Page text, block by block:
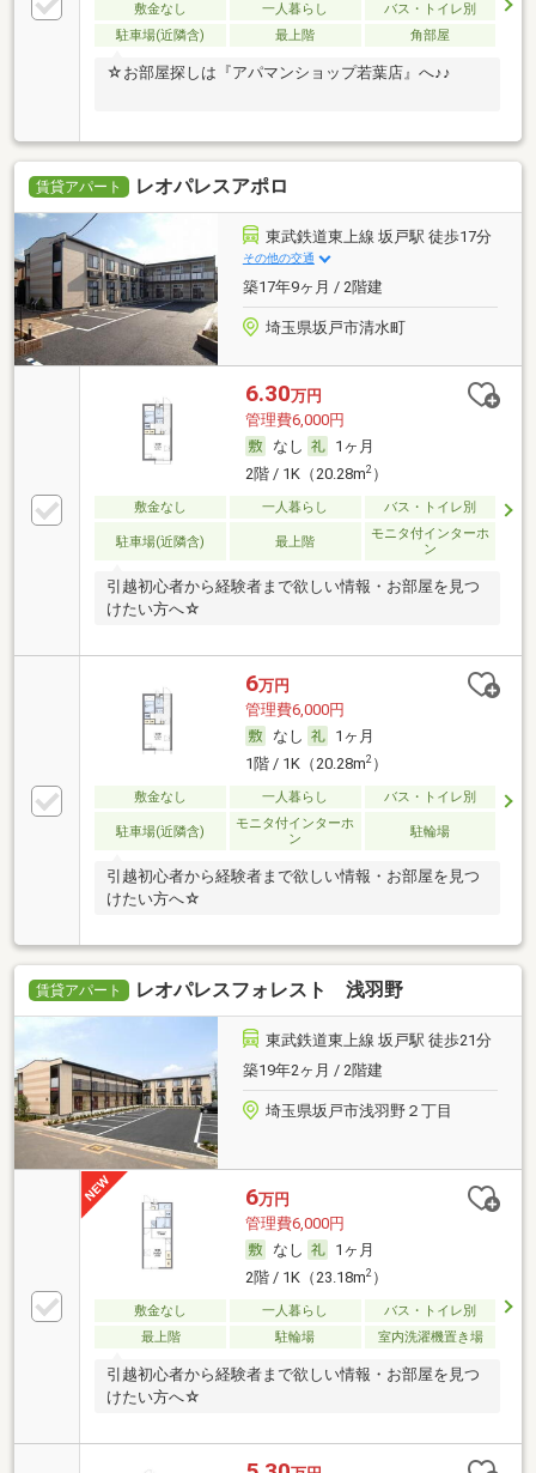
敷金なし 一人暮らし
バス・トイレ別
駐車場(近隣含)
最上階 角部屋
☆お部屋探しは『アパマンショップ若葉店』へ♪♪
賃貸アパート レオパレスアポロ
東武鉄道東上線 坂戸駅 徒歩17分
その他の交通
築17年9ヶ月 / 2階建
埼玉県坂戸市清水町
6.30万円
管理費6,000円
なし
1ヶ月
2階 / 1K（20.28m2）
敷金なし 一人暮らし バス・トイレ別
駐車場(近隣含) 最上階
モニタ付インターホ
ン
引越初心者から経験者まで欲しい情報・お部屋を見つ
けたい方へ☆
6万円
管理費6,000円
なし
1ヶ月
1階 / 1K（20.28m2）
敷金なし 一人暮らし バス・トイレ別
駐車場(近隣含)
モニタ付インターホ
ン
駐輪場
引越初心者から経験者まで欲しい情報・お部屋を見つ
けたい方へ☆
賃貸アパート レオパレスフォレスト 浅羽野
東武鉄道東上線 坂戸駅 徒歩21分
築19年2ヶ月 / 2階建
埼玉県坂戸市浅羽野２丁目
6万円
管理費6,000円
なし
1ヶ月
2階 / 1K（23.18m2）
敷金なし 一人暮らし
バス・トイレ別
最上階
駐輪場 室内洗濯機置き場
引越初心者から経験者まで欲しい情報・お部屋を見つ
けたい方へ☆